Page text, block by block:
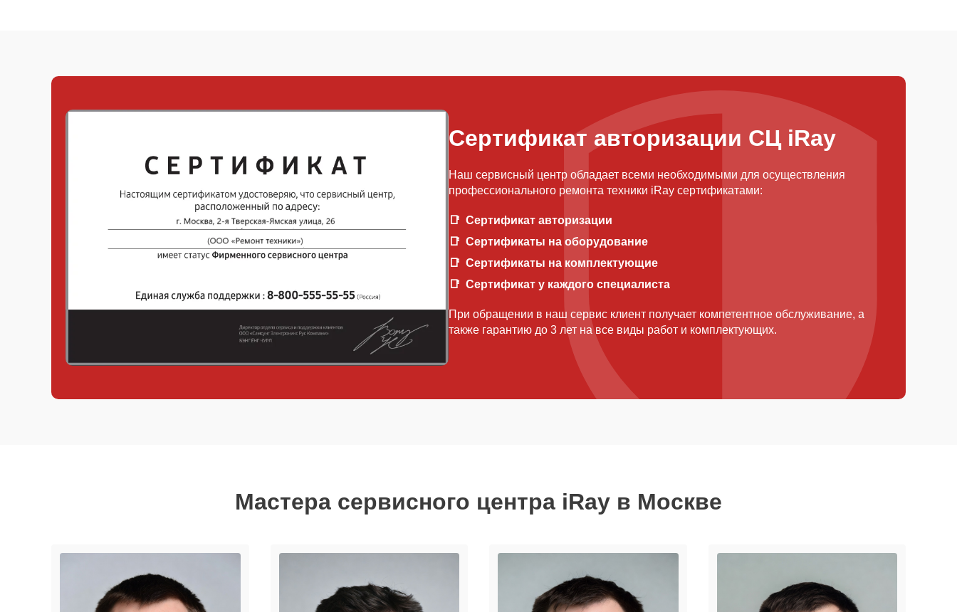
Сертификат авторизации СЦ iRay
Наш сервисный центр обладает всеми необходимыми для осуществления
профессионального ремонта техники iRay сертификатами:
Сертификат авторизации
Сертификаты на оборудование
Сертификаты на комплектующие
Сертификат у каждого специалиста
При обращении в наш сервис клиент получает компетентное обслуживание, а
также гарантию до 3 лет на все виды работ и комплектующих.
Мастера сервисного центра iRay в Москве